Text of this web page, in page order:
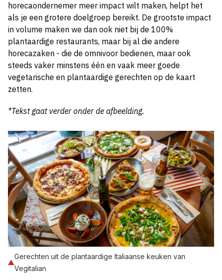
horecaondernemer meer impact wilt maken, helpt het
als je een grotere doelgroep bereikt. De grootste impact
in volume maken we dan ook niet bij de 100%
plantaardige restaurants, maar bij al die andere
horecazaken - die de omnivoor bedienen, maar ook
steeds vaker minstens één en vaak meer goede
vegetarische en plantaardige gerechten op de kaart
zetten.
*Tekst gaat verder onder de afbeelding.
Gerechten uit de plantaardige Italiaanse keuken van
Vegitalian